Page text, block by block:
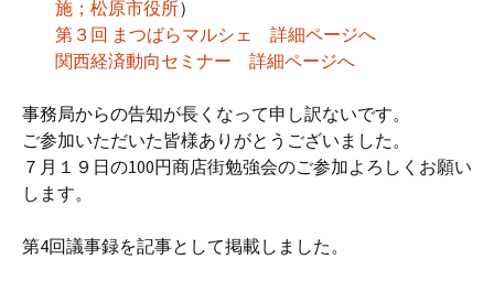
施；松原市役所）
第３回 まつばらマルシェ 詳細ページへ
関西経済動向セミナー 詳細ページへ
事務局からの告知が長くなって申し訳ないです。
ご参加いただいた皆様ありがとうございました。
７月１９日の100円商店街勉強会のご参加よろしくお願い
します。
第4回議事録を記事として掲載しました。